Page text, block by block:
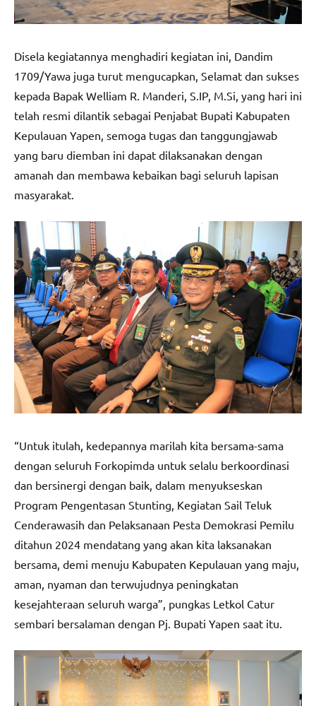
Disela kegiatannya menghadiri kegiatan ini, Dandim
1709/Yawa juga turut mengucapkan, Selamat dan sukses
kepada Bapak Welliam R. Manderi, S.IP, M.Si, yang hari ini
telah resmi dilantik sebagai Penjabat Bupati Kabupaten
Kepulauan Yapen, semoga tugas dan tanggungjawab
yang baru diemban ini dapat dilaksanakan dengan
amanah dan membawa kebaikan bagi seluruh lapisan
masyarakat.
“Untuk itulah, kedepannya marilah kita bersama-sama
dengan seluruh Forkopimda untuk selalu berkoordinasi
dan bersinergi dengan baik, dalam menyukseskan
Program Pengentasan Stunting, Kegiatan Sail Teluk
Cenderawasih dan Pelaksanaan Pesta Demokrasi Pemilu
ditahun 2024 mendatang yang akan kita laksanakan
bersama, demi menuju Kabupaten Kepulauan yang maju,
aman, nyaman dan terwujudnya peningkatan
kesejahteraan seluruh warga”, pungkas Letkol Catur
sembari bersalaman dengan Pj. Bupati Yapen saat itu.